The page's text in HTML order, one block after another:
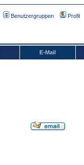
Benutzergruppen Profil
E-Mail